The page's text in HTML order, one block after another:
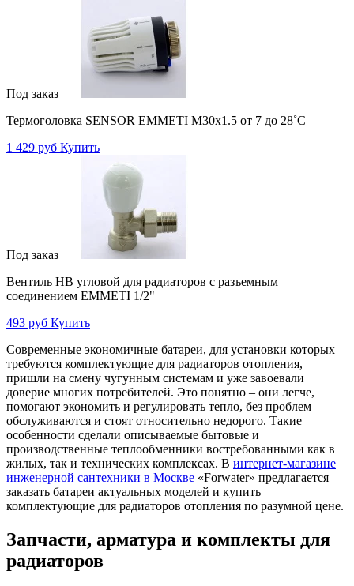
Под заказ
Термоголовка SENSOR EMMETI М30х1.5 от 7 до 28˚C
1 429 руб Купить
Под заказ
Вентиль НВ угловой для радиаторов с разъемным
соединением EMMETI 1/2"
493 руб Купить
Современные экономичные батареи, для установки которых
требуются комплектующие для радиаторов отопления,
пришли на смену чугунным системам и уже завоевали
доверие многих потребителей. Это понятно – они легче,
помогают экономить и регулировать тепло, без проблем
обслуживаются и стоят относительно недорого. Такие
особенности сделали описываемые бытовые и
производственные теплообменники востребованными как в
жилых, так и технических комплексах. В интернет-магазине
инженерной сантехники в Москве «Forwater» предлагается
заказать батареи актуальных моделей и купить
комплектующие для радиаторов отопления по разумной цене.
Запчасти, арматура и комплекты для
радиаторов